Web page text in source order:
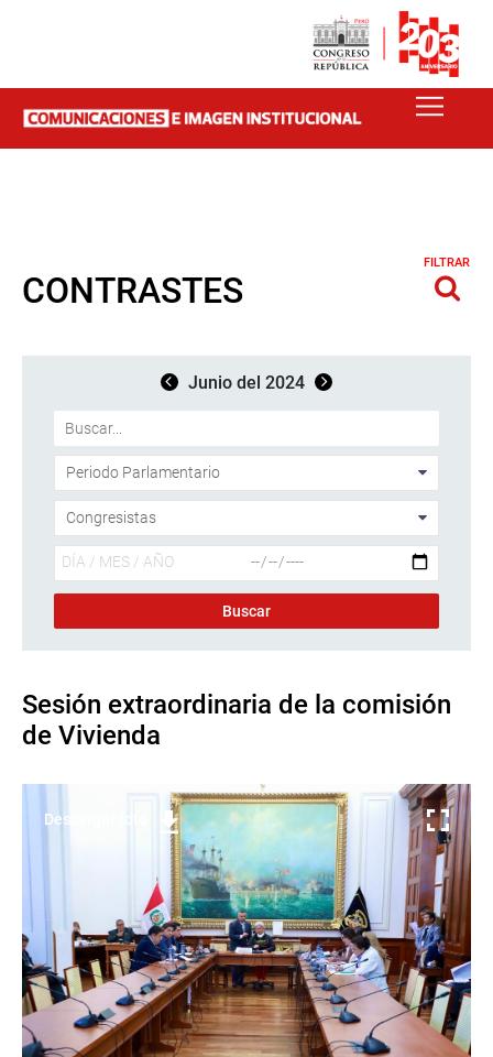
CONTRASTES
FILTRAR
Junio del 2024
Sesión extraordinaria de la comisión
de Vivienda
Descargar foto